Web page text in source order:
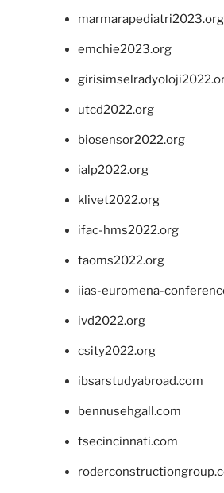
marmarapediatri2023.org
emchie2023.org
utcd2022.org
biosensor2022.org
ialp2022.org
klivet2022.org
ifac-hms2022.org
taoms2022.org
iias-euromena-
ivd2022.org
csity2022.org
ibsarstudyabroad.com
bennusehgall.com
tsecincinnati.com